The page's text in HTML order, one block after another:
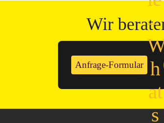
Wir
Anfrage-Formular